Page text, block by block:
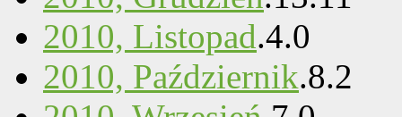
2010, Listopad.4.0
2010, Październik.8.2